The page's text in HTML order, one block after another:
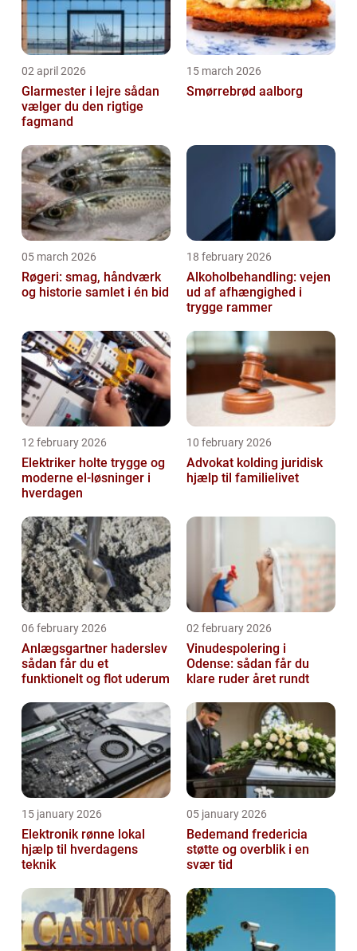
02 april 2026
Glarmester i lejre sådan
vælger du den rigtige
fagmand
15 march 2026
Smørrebrød aalborg
05 march 2026
Røgeri: smag, håndværk
og historie samlet i én bid
18 february 2026
Alkoholbehandling: vejen
ud af afhængighed i
trygge rammer
12 february 2026
Elektriker holte trygge og
moderne el-løsninger i
hverdagen
10 february 2026
Advokat kolding juridisk
hjælp til familielivet
06 february 2026
Anlægsgartner haderslev
sådan får du et
funktionelt og flot uderum
02 february 2026
Vinudespolering i
Odense: sådan får du
klare ruder året rundt
15 january 2026
Elektronik rønne lokal
hjælp til hverdagens
teknik
05 january 2026
Bedemand fredericia
støtte og overblik i en
svær tid